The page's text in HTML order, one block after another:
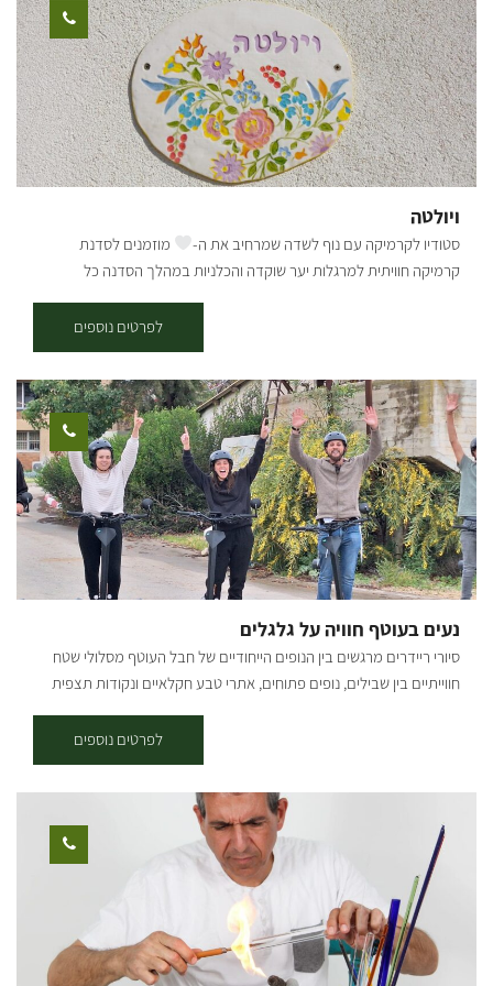
שקשורות לעולם צמחי המרפא, רוקחות טבעית וחיבור לטבע. מוזמנים ליום
כייף זוגי ייחודי, מפגש משפחתי או עם החברות, וגם לימי גיבוש. ביקור בחנות
"ערוגות": ימים א-ה 9:00-17:00 ניתן לשכור את החווה לאירועי בוטיק
וסדנאות. החווה פתוחה בשוטף לקבוצות בתיאום מראש.
ויולטה
סטודיו לקרמיקה עם נוף לשדה שמרחיב את ה-
מוזמנים לסדנת
קרמיקה חוויתית למרגלות יער שוקדה והכלניות במהלך הסדנה כל
שהוכנו במיוחד עבורכם, בדיוק כמו שאתם אוהבים. אם תרצו להכין תוכלו
לבחור את העיצוב האישי שלכם וליצור כלים ממש מההתחלה, כשתסיימו
הכלים יישארו לשריפה נוספת ואנו ניצור איתכם קשר כשיהיו מוכנים. לבסוף
תוכלו להגיע ולאסוף את הפריטים הייחודיים שלכם. לרשותכם תעמוד פינת
קפה ועוגה. הסדנה מתאימה לכל הגילאים. ההשתתפות בתיאום מראש.
לפרטים נוספים
נעים בעוטף חוויה על גלגלים
סיורי ריידרים מרגשים בין הנופים הייחודיים של חבל העוטף מסלולי שטח
חווייתיים בין שבילים, נופים פתוחים, אתרי טבע חקלאיים ונקודות תצפית
האישית ומהסיפור המקומי והכל באווירה קלילה, מהנה ובטוחה. משך הסיור
בין שעה לשעתיים (בהתאם לבחירה). למי זה מתאים: הרכיבה מגיל 16
ומעלה , ילדים בגילאי 1-4 במושב רתום מאחורה, ילדים בגילאי 5-12 ניתן
להרכיב עם ההורה. * יש להגיע עם נעליים סגורות ולחתום על הצהרת
בריאות. שעות פעילות: ימים א'-ו' בתיאום מראש. להזמנות:
לפרטים נוספים